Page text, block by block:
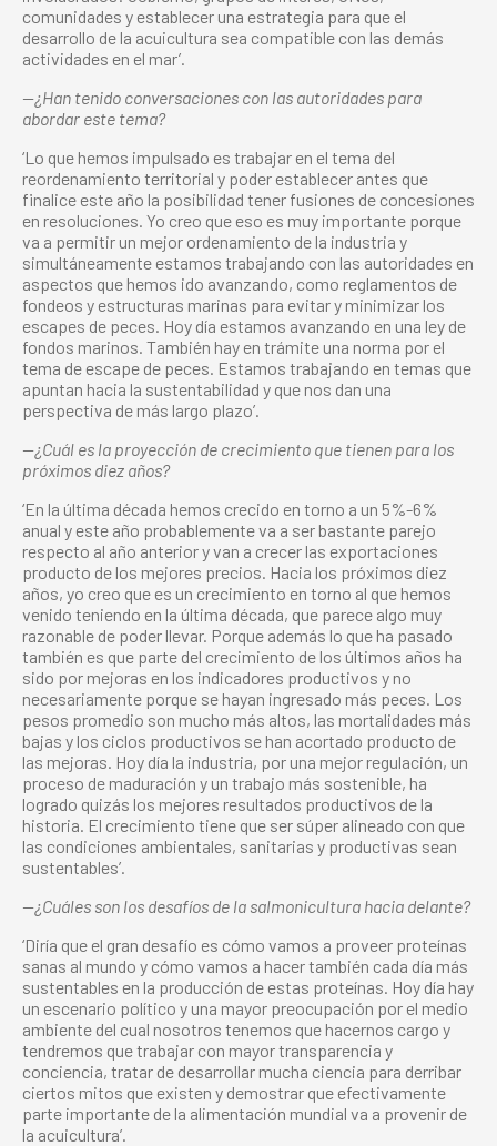
comunidades y establecer una estrategia para que el
desarrollo de la acuicultura sea compatible con las demás
actividades en el mar’.
—¿Han tenido conversaciones con las autoridades para
abordar este tema?
‘Lo que hemos impulsado es trabajar en el tema del
reordenamiento territorial y poder establecer antes que
finalice este año la posibilidad tener fusiones de concesiones
en resoluciones. Yo creo que eso es muy importante porque
va a permitir un mejor ordenamiento de la industria y
simultáneamente estamos trabajando con las autoridades en
aspectos que hemos ido avanzando, como reglamentos de
fondeos y estructuras marinas para evitar y minimizar los
escapes de peces. Hoy día estamos avanzando en una ley de
fondos marinos. También hay en trámite una norma por el
tema de escape de peces. Estamos trabajando en temas que
apuntan hacia la sustentabilidad y que nos dan una
perspectiva de más largo plazo’.
—¿Cuál es la proyección de crecimiento que tienen para los
próximos diez años?
‘En la última década hemos crecido en torno a un 5%-6%
anual y este año probablemente va a ser bastante parejo
respecto al año anterior y van a crecer las exportaciones
producto de los mejores precios. Hacia los próximos diez
años, yo creo que es un crecimiento en torno al que hemos
venido teniendo en la última década, que parece algo muy
razonable de poder llevar. Porque además lo que ha pasado
también es que parte del crecimiento de los últimos años ha
sido por mejoras en los indicadores productivos y no
necesariamente porque se hayan ingresado más peces. Los
pesos promedio son mucho más altos, las mortalidades más
bajas y los ciclos productivos se han acortado producto de
las mejoras. Hoy día la industria, por una mejor regulación, un
proceso de maduración y un trabajo más sostenible, ha
logrado quizás los mejores resultados productivos de la
historia. El crecimiento tiene que ser súper alineado con que
las condiciones ambientales, sanitarias y productivas sean
sustentables’.
—¿Cuáles son los desafíos de la salmonicultura hacia delante?
‘Diría que el gran desafío es cómo vamos a proveer proteínas
sanas al mundo y cómo vamos a hacer también cada día más
sustentables en la producción de estas proteínas. Hoy día hay
un escenario político y una mayor preocupación por el medio
ambiente del cual nosotros tenemos que hacernos cargo y
tendremos que trabajar con mayor transparencia y
conciencia, tratar de desarrollar mucha ciencia para derribar
ciertos mitos que existen y demostrar que efectivamente
parte importante de la alimentación mundial va a provenir de
la acuicultura’.